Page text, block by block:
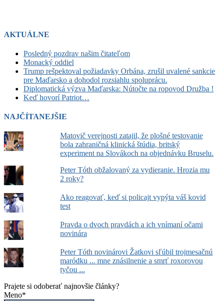
AKTUÁLNE
Posledný pozdrav našim čitateľom
Monacký oddiel
Trump rešpektoval požiadavky Orbána, zrušil uvalené sankcie
pre Maďarsko a dohodol rozsiahlu spoluprácu.
Diplomatická výzva Maďarska: Nútočte na ropovod Družba !
Keď hovorí Patriot…
NAJČÍTANEJŠIE
Matovič verejnosti zatajil, že plošné testovanie
bola zahraničná klinická štúdia, britský
experiment na Slovákoch na objednávku Bruselu.
Peter Tóth obžalovaný za vydieranie. Hrozia mu
2 roky?
Ako reagovať, keď si policajt vypýta váš kovid
test
Pravda o dvoch pravdách a ich vnímaní očami
novinára
Peter Tóth novinárovi Žatkovi sľúbil trojmesačnú
maródku ... mne znásilnenie a smrť roxorovou
tyčou ...
Prajete si odoberať najnovšie články?
Meno*